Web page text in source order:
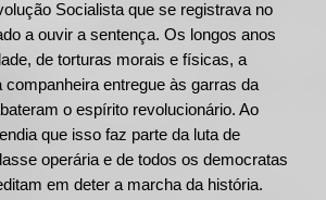
Socialista que se registrava no
a ouvir a sentença. Os longos anos
de torturas morais e físicas, a
companheira entregue às garras da
o espírito revolucionário. Ao
que isso faz parte da luta de
operária e de todos os democratas
em deter a marcha da história.